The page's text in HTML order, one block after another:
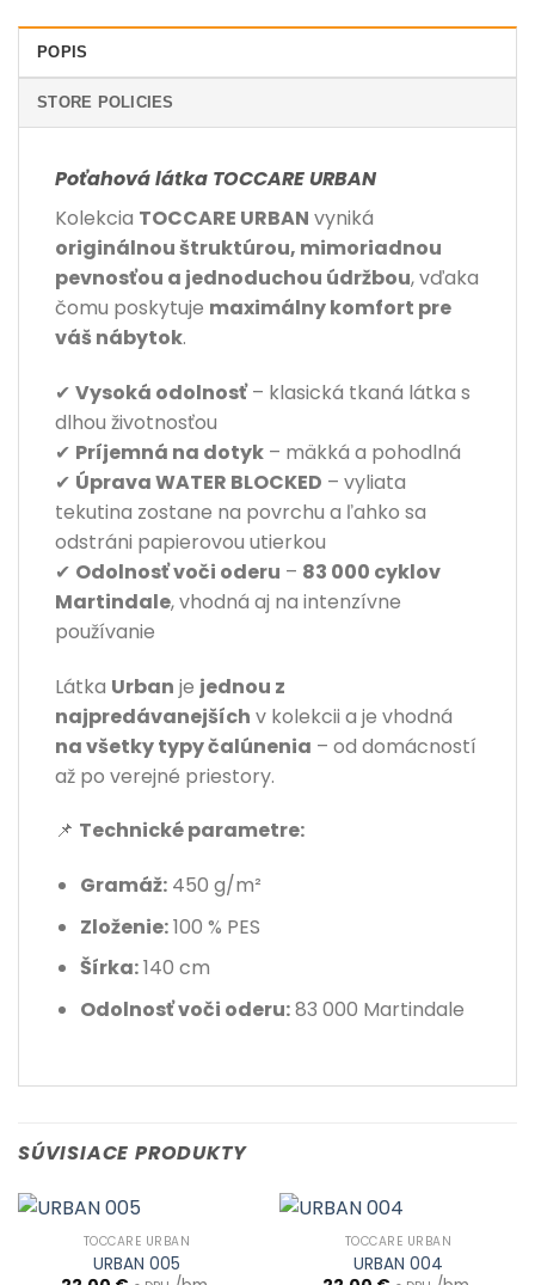
POPIS
STORE POLICIES
Poťahová látka TOCCARE URBAN
Kolekcia TOCCARE URBAN vyniká
originálnou štruktúrou, mimoriadnou
pevnosťou a jednoduchou údržbou, vďaka
čomu poskytuje maximálny komfort pre
váš nábytok.
✔ Vysoká odolnosť– klasická tkaná látka s
dlhou životnosťou
✔ Príjemná na dotyk – mäkká a pohodlná
✔ Úprava WATER BLOCKED – vyliata
tekutina zostane na povrchu a ľahko sa
odstráni papierovou utierkou
✔ Odolnosť voči oderu – 83 000 cyklov
Martindale, vhodná aj na intenzívne
používanie
Látka Urban je jednou z
najpredávanejších v kolekcii a je vhodná
na všetky typy čalúnenia – od domácností
až po verejné priestory.
📌 Technické parametre:
Gramáž:450 g/m²
Zloženie:100 % PES
Šírka:140 cm
Odolnosť voči oderu:83 000 Martindale
SÚVISIACE PRODUKTY
TOCCARE URBAN
URBAN 005
TOCCARE URBAN
URBAN 004